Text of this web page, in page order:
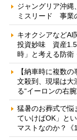
ジャングリア沖縄
ミスリード 事業
キオクシアなどAI
投資妙味 資産1.5
時」と考える防衛
【納車時に複数
文殺到、現場は
る“イーロンの右
猛暑のお葬式で
ていけばOK」と
マストなのか？《